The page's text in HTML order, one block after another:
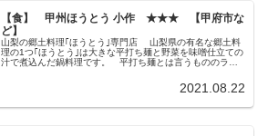
【食】 甲州ほうとう 小作 ★★★ 【甲府市な
ど】
山梨の郷土料理｢ほうとう｣専門店 山梨県の有名な郷土料
理の1つ｢ほうとう｣は大きな平打ち麺と野菜を味噌仕立ての
汁で煮込んだ鍋料理です。 平打ち麺とは言うもののラー
2021.08.22